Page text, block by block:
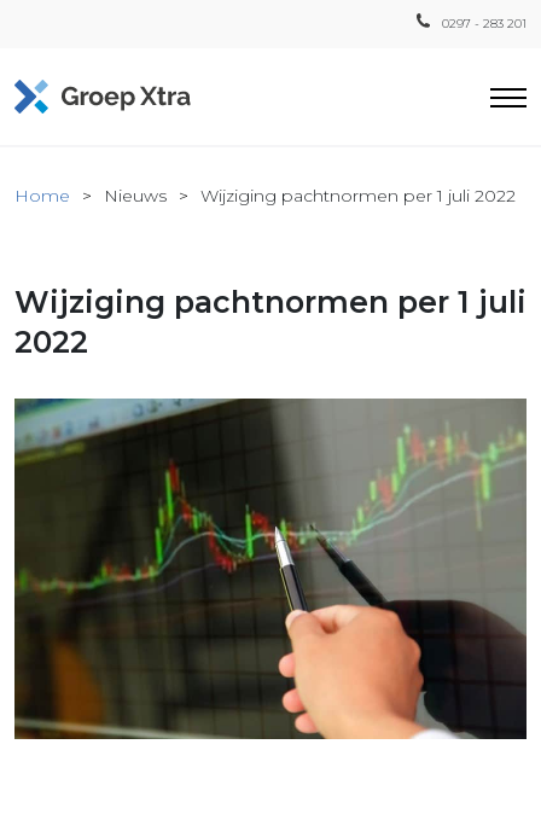
0297 - 283 201
Loon
Xtra
Home Nieuws Wijziging pachtnormen per 1 juli 2022
Wijziging pachtnormen per 1 juli
2022